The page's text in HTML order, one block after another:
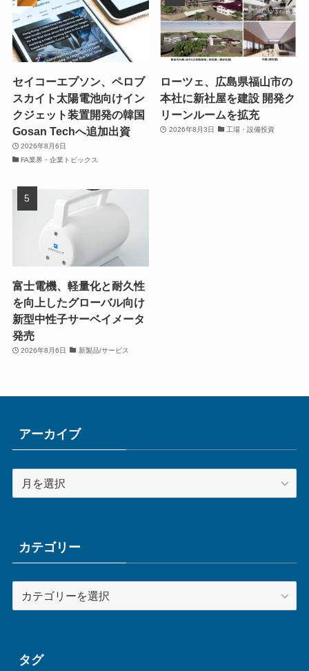
セイコーエプソン、ペロブ
スカイト太陽電池向けイン
クジェット装置開発の韓国
Gosan Techへ追加出資
2026年8月6日
FA業界・企業トピックス
ローツェ、広島県福山市の
本社に新社屋を建設 開発ク
リーンルームを拡充
2026年8月3日 工場・設備投資
富士電機、軽量化と耐久性
を向上したグローバル向け
新型中性子サーベイメータ
発売
2026年8月6日 新製品/サービス
アーカイブ
ー
ブカテゴリー
テ
ータグ